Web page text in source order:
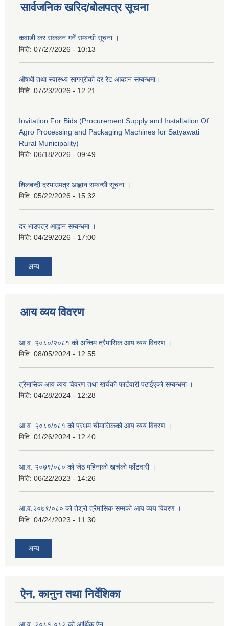
सार्वजनिक खरिद/बोलपत्र सूचना
कवाडी कर संकलन गर्ने सम्बन्धी सूचना ।
मिति: 07/27/2026 - 10:13
औषधी तथा स्वास्थ्य सागग्रीको दर रेट आब्हान सम्बन्धमा।
मिति: 07/23/2026 - 12:21
Invitation For Bids (Procurement Supply and Installation Of
Agro Processing and Packaging Machines for Satyawati
Rural Municipality)
मिति: 06/18/2026 - 09:49
शिलबन्दी दरभाउपत्र आह्वान सम्बन्धी सूचना ।
मिति: 05/22/2026 - 15:32
दर भाउपत्र आह्वान सम्बन्धमा ।
मिति: 04/29/2026 - 17:00
अन्य
आय व्यय विवरण
आ.व. २०८०/२०८१ को अन्तिम त्रैमासिक आय व्यय विवरण ।
मिति: 08/05/2024 - 12:55
त्रैमासिक आय व्यय विवरण तथा खर्चको फाटँवारी पठाईएको सम्बन्धमा ।
मिति: 04/28/2024 - 12:28
आ.व. २०८०/०८१ को प्रथम चौमासिकको आय व्यय विवरण ।
मिति: 01/26/2024 - 12:40
आ.व. २०७९/०८० को जेठ महिनाको खर्चको फाँटवारी ।
मिति: 06/22/2023 - 14:26
आ.व.२०७९/०८० को तेश्रो त्रैमासिक सम्मको आय व्यय विवरण ।
मिति: 04/24/2023 - 11:30
अन्य
ऐन, कानुन तथा निर्देशिका